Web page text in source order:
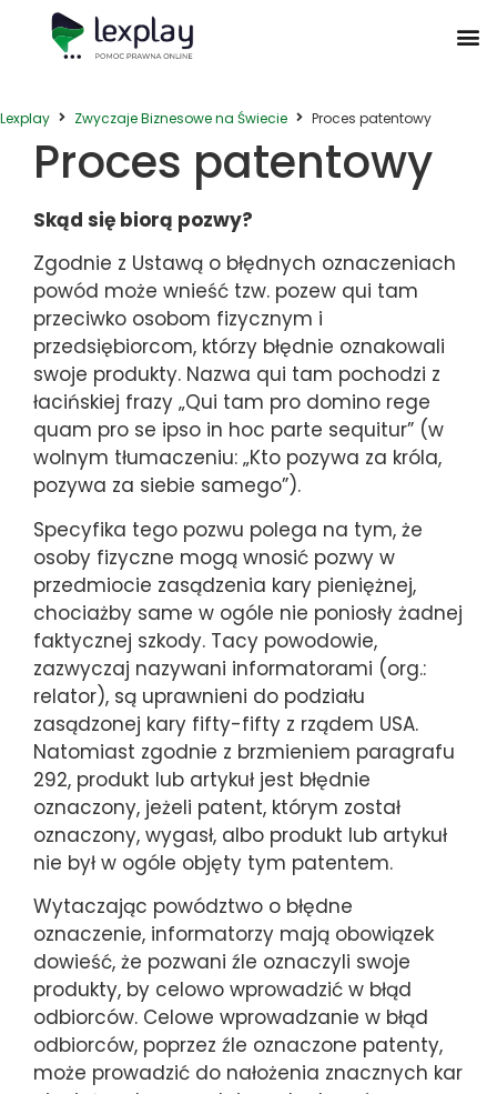
Lexplay Zwyczaje Biznesowe na Świecie Proces patentowy
Proces patentowy
Skąd się biorą pozwy?
Zgodnie z Ustawą o błędnych oznaczeniach
powód może wnieść tzw. pozew qui tam
przeciwko osobom fizycznym i
przedsiębiorcom, którzy błędnie oznakowali
swoje produkty. Nazwa qui tam pochodzi z
łacińskiej frazy „Qui tam pro domino rege
quam pro se ipso in hoc parte sequitur” (w
wolnym tłumaczeniu: „Kto pozywa za króla,
pozywa za siebie samego”).
Specyfika tego pozwu polega na tym, że
osoby fizyczne mogą wnosić pozwy w
przedmiocie zasądzenia kary pieniężnej,
chociażby same w ogóle nie poniosły żadnej
faktycznej szkody. Tacy powodowie,
zazwyczaj nazywani informatorami (org.:
relator), są uprawnieni do podziału
zasądzonej kary fifty-fifty z rządem USA.
Natomiast zgodnie z brzmieniem paragrafu
292, produkt lub artykuł jest błędnie
oznaczony, jeżeli patent, którym został
oznaczony, wygasł, albo produkt lub artykuł
nie był w ogóle objęty tym patentem.
Wytaczając powództwo o błędne
oznaczenie, informatorzy mają obowiązek
dowieść, że pozwani źle oznaczyli swoje
produkty, by celowo wprowadzić w błąd
odbiorców. Celowe wprowadzanie w błąd
odbiorców, poprzez źle oznaczone patenty,
może prowadzić do nałożenia znacznych kar